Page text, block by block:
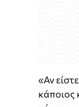
«Αν
κάποιος